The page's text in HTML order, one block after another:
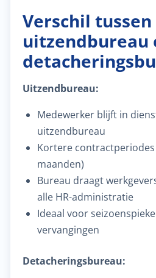
Verschil tussen
uitzendbureau
Uitzendbureau:
Medewerker blijft in
uitzendbureau
Kortere
maanden)
Bureau draagt
alle HR-administratie
Ideaal voor
vervangingen
Detacheringsbureau: